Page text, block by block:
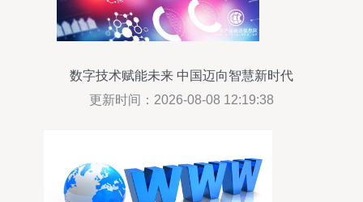
数字技术赋能未来 中国迈向智慧新时代
更新时间：2026-08-08 12:19:38